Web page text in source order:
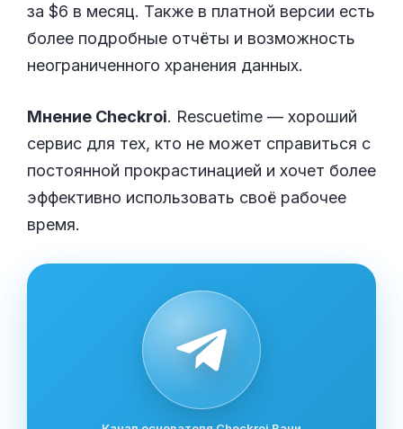
за $6 в месяц. Также в платной версии есть
более подробные отчёты и возможность
неограниченного хранения данных.
Мнение Checkroi. Rescuetime — хороший
сервис для тех, кто не может справиться с
постоянной прокрастинацией и хочет более
эффективно использовать своё рабочее
время.